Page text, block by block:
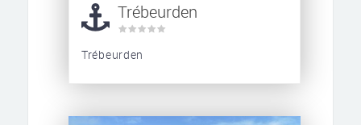
Trébeurden
Trébeurden